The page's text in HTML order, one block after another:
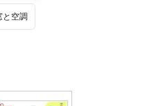
と空調